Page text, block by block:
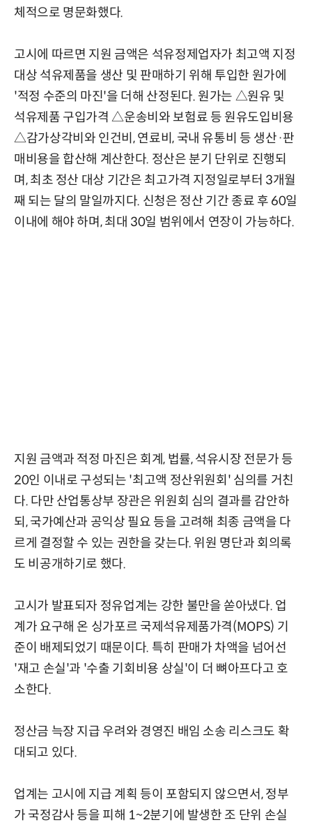
체적으로 명문화했다.
고시에 따르면 지원 금액은 석유정제업자가 최고액 지정
대상 석유제품을 생산 및 판매하기 위해 투입한 원가에
'적정 수준의 마진'을 더해 산정된다. 원가는 △원유 및
석유제품 구입가격 △운송비와 보험료 등 원유도입비용
△감가상각비와 인건비, 연료비, 국내 유통비 등 생산·판
매비용을 합산해 계산한다. 정산은 분기 단위로 진행되
며, 최초 정산 대상 기간은 최고가격 지정일로부터 3개월
째 되는 달의 말일까지다. 신청은 정산 기간 종료 후 60일
이내에 해야 하며, 최대 30일 범위에서 연장이 가능하다.
지원 금액과 적정 마진은 회계, 법률, 석유시장 전문가 등
20인 이내로 구성되는 '최고액 정산위원회' 심의를 거친
다. 다만 산업통상부 장관은 위원회 심의 결과를 감안하
되, 국가예산과 공익상 필요 등을 고려해 최종 금액을 다
르게 결정할 수 있는 권한을 갖는다. 위원 명단과 회의록
도 비공개하기로 했다.
고시가 발표되자 정유업계는 강한 불만을 쏟아냈다. 업
계가 요구해 온 싱가포르 국제석유제품가격(MOPS) 기
준이 배제되었기 때문이다. 특히 판매가 차액을 넘어선
'재고 손실'과 '수출 기회비용 상실'이 더 뼈아프다고 호
소한다.
정산금 늑장 지급 우려와 경영진 배임 소송 리스크도 확
대되고 있다.
업계는 고시에 지급 계획 등이 포함되지 않으면서, 정부
가 국정감사 등을 피해 1~2분기에 발생한 조 단위 손실